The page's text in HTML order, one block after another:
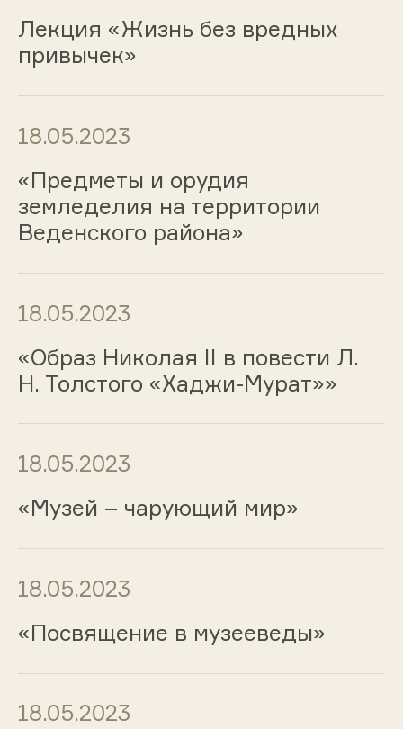
Лекция «Жизнь без вредных
привычек»
18.05.2023
«Предметы и орудия
земледелия на территории
Веденского района»
18.05.2023
«Образ Николая II в повести Л.
Н. Толстого «Хаджи-Мурат»»
18.05.2023
«Музей – чарующий мир»
18.05.2023
«Посвящение в музееведы»
18.05.2023